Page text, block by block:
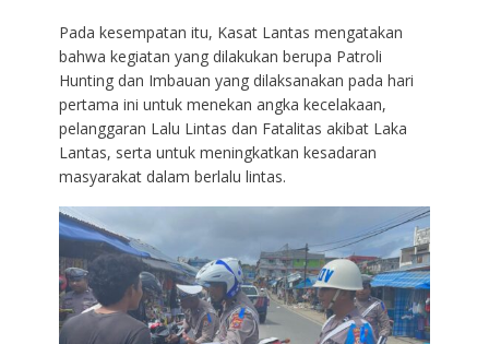
Pada kesempatan itu, Kasat Lantas mengatakan
bahwa kegiatan yang dilakukan berupa Patroli
Hunting dan Imbauan yang dilaksanakan pada hari
pertama ini untuk menekan angka kecelakaan,
pelanggaran Lalu Lintas dan Fatalitas akibat Laka
Lantas, serta untuk meningkatkan kesadaran
masyarakat dalam berlalu lintas.